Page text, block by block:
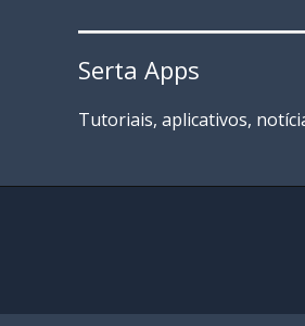
Serta Apps
Tutoriais, aplicativos,